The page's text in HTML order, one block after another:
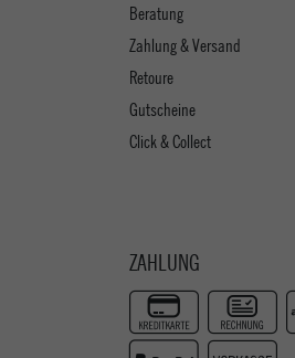
Beratung
Zahlung & Versand
Retoure
Gutscheine
Click & Collect
ZAHLUNG